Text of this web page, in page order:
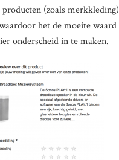
producten (zoals merkkleding)
het de moeite waard
onderscheid in te maken.